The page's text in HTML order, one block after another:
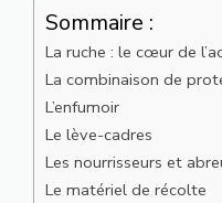
Sommaire :
La ruche : le cœur de
La combinaison de
L’enfumoir
Le lève-cadres
Les nourrisseurs et
Le matériel de récolte